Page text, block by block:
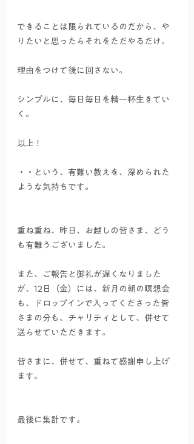
できることは限られているのだから、や
りたいと思ったらそれをただやるだけ。
理由をつけて後に回さない。
シンプルに、毎日毎日を精一杯生きてい
く。
以上！
・・という、有難い教えを、深められた
ような気持ちです。
重ね重ね、昨日、お越しの皆さま、どう
も有難うございました。
また、ご報告と御礼が遅くなりました
が、12日（金）には、新月の朝の瞑想会
も、ドロップインで入ってくださった皆
さまの分も、チャリティとして、併せて
送らせていただきます。
皆さまに、併せて、重ねて感謝申し上げ
ます。
最後に集計です。